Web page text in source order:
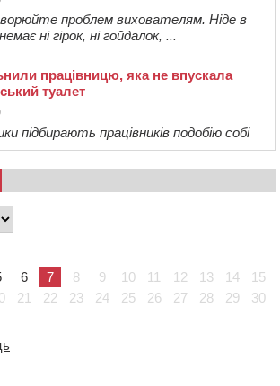
проблем вихователям. Ніде в
ні гірок, ні гойдалок, ...
працівницю, яка не впускала
туалет
підбирають працівників подобію собі
6 7 8 9 10 11 12 13 14
15
21 22 23 24 25 26 27 28 29
30